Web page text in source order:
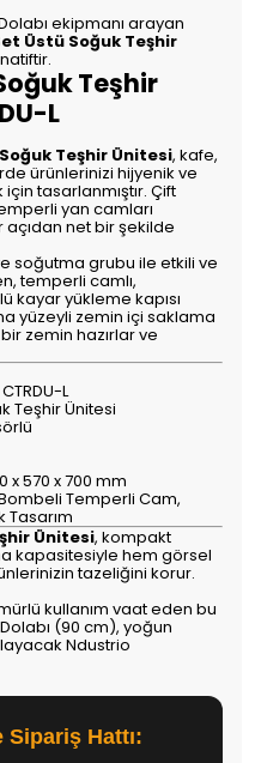
ekipmanı arayan
Üstü Soğuk Teşhir
Teşhir
L
Teşhir Ünitesi, kafe,
ürünlerinizi hijyenik ve
tasarlanmıştır. Çift
yan camları
net bir şekilde
soğutma grubu ile etkili ve
temperli camlı,
kayar yükleme kapısı
yüzeyli zemin içi saklama
zemin hazırlar ve
L
Teşhir Ünitesi
x 570 x 700 mm
Temperli Cam,
Tasarım
Ünitesi, kompakt
kapasitesiyle hem görsel
tazeliğini korur.
kullanım vaat eden bu
(90 cm), yoğun
Ndustrio
Hattı: